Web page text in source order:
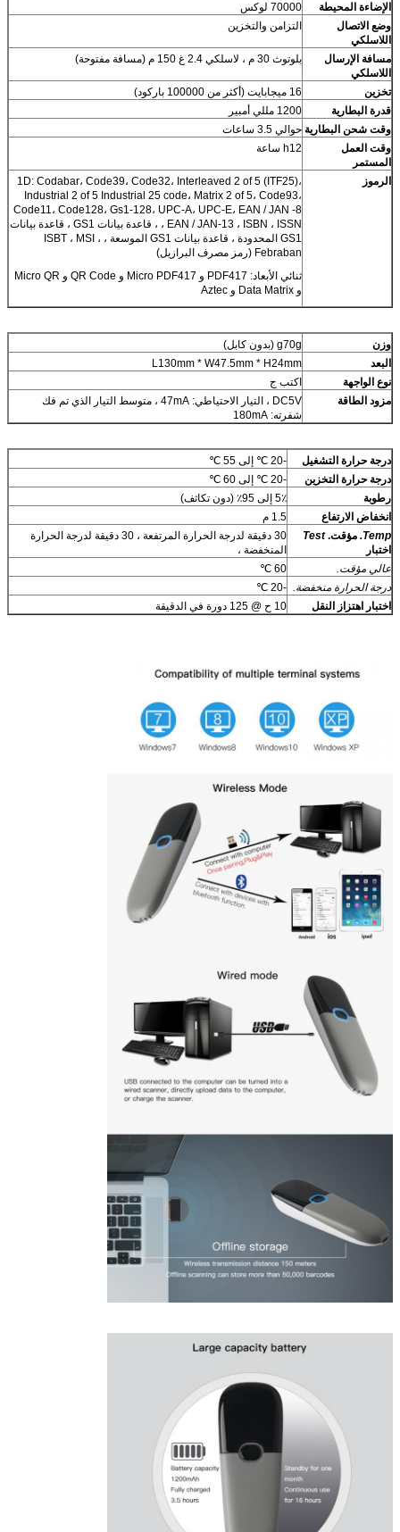
اترك رسالة
إرسال
الإضاءة المحيطة
70000 لوكس
وضع الاتصال
اللاسلكي
التزامن والتخزين
مسافة الإرسال
اللاسلكي
بلوتوث 30 م ، لاسلكي 2.4 غ 150 م (مسافة مفتوحة)
تخزين
16 ميجابايت (أكثر من 100000 باركود)
قدرة البطارية
1200 مللي أمبير
وقت شحن البطارية حوالي 3.5 ساعات
وقت العمل
المستمر
h12 ساعة
الرموز
1D: Codabar، Code39، Code32، Interleaved 2 of 5 (ITF25)،
Industrial 2 of 5 Industrial 25 code، Matrix 2 of 5، Code93،
Code11، Code128، Gs1-128، UPC-A، UPC-E، EAN / JAN -8
، EAN / JAN-13 ، ISBN ، ISSN ، قاعدة بيانات GS1 ، قاعدة بيانات
GS1 المحدودة ، قاعدة بيانات GS1 الموسعة ، ISBT ، MSI ،
Febraban (رمز مصرف البرازيل)
ثنائي الأبعاد: PDF417 و Micro PDF417 و QR Code و Micro QR
و Data Matrix و Aztec
وزن
g70g (بدون كابل)
البعد
L130mm * W47.5mm * H24mm
نوع الواجهة
اكتب ج
مزود الطاقة
DC5V ، التيار الاحتياطي: 47mA ، متوسط ​​التيار الذي تم فك
شفرته: 180mA
درجة حرارة التشغيل
-20 ℃ إلى 55 ℃
درجة حرارة التخزين
-20 ℃ إلى 60 ℃
رطوبة
5٪ إلى 95٪ (دون تكاثف)
انخفاض الارتفاع
1.5 م
Temp. مؤقت. Test
اختبار
30 دقيقة لدرجة الحرارة المرتفعة ، 30 دقيقة لدرجة الحرارة
المنخفضة ،
عالي مؤقت.
60 ℃
درجة الحرارة منخفضة.
-20 ℃
اختبار اهتزاز النقل
10 ح @ 125 دورة في الدقيقة